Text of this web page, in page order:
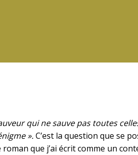
qui ne sauve pas toutes
».C’est la question que se
que j’ai écrit comme un